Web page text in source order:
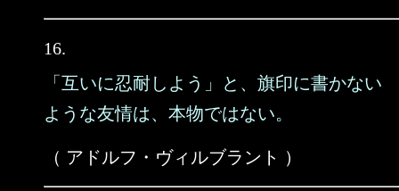
16.
「互いに忍耐しよう」と、旗印に書かない
ような友情は、本物ではない。
（ アドルフ・ヴィルブラント ）